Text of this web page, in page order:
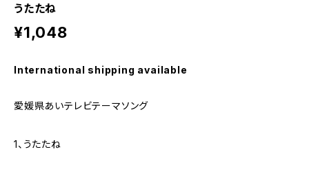
うたたね
¥1,048
International shipping available
愛媛県あいテレビテーマソング
1、うたたね